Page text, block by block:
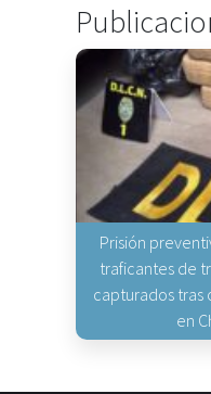
Prisión
traficantes de
capturados tras
en